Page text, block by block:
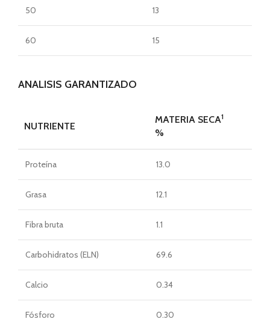
50 13
60 15
ANALISIS GARANTIZADO
NUTRIENTE
MATERIA SECA1
%
Proteína 13.0
Grasa 12.1
Fibra bruta 1.1
Carbohidratos (ELN) 69.6
Calcio 0.34
Fósforo 0.30